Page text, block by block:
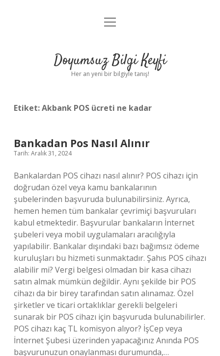
Anasayfa
Yasal Uyarı
menüyü
Doyumsuz Bilgi Keyfi
Her an yeni bir bilgiyle tanış!
Etiket:Akbank POS ücreti ne kadar
Bankadan Pos Nasıl Alınır
Tarih: Aralık 31, 2024
Bankalardan POS cihazı nasıl alınır? POS cihazı için
doğrudan özel veya kamu bankalarının
şubelerinden başvuruda bulunabilirsiniz. Ayrıca,
hemen hemen tüm bankalar çevrimiçi başvuruları
kabul etmektedir. Başvurular bankaların İnternet
şubeleri veya mobil uygulamaları aracılığıyla
yapılabilir. Bankalar dışındaki bazı bağımsız ödeme
kuruluşları bu hizmeti sunmaktadır. Şahıs POS cihazı
alabilir mi? Vergi belgesi olmadan bir kasa cihazı
satın almak mümkün değildir. Aynı şekilde bir POS
cihazı da bir birey tarafından satın alınamaz. Özel
şirketler ve ticari ortaklıklar gerekli belgeleri
sunarak bir POS cihazı için başvuruda bulunabilirler.
POS cihazı kaç TL komisyon alıyor? İşCep veya
İnternet Şubesi üzerinden yapacağınız Anında POS
başvurunuzun onaylanması durumunda,…